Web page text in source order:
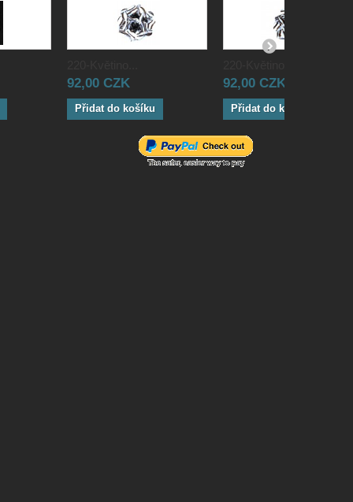
92,00 CZK
Přidat do košíku
92,00 CZK
Přidat do košíku